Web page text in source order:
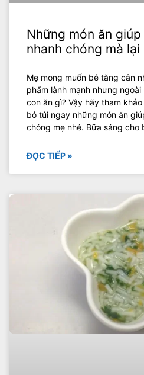
Những món ăn
nhanh chóng mà lại
Mẹ mong muốn bé tăng cân
phẩm lành mạnh nhưng
con ăn gì? Vậy hãy tham
bỏ túi ngay những món ăn
chóng mẹ nhé. Bữa sáng cho
ĐỌC TIẾP »